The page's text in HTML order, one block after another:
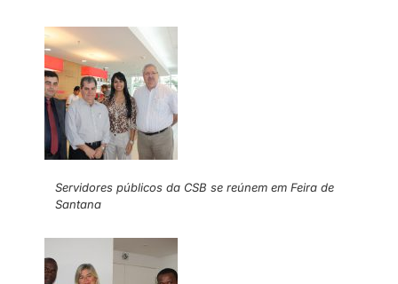
Servidores públicos da CSB se reúnem em Feira de
Santana